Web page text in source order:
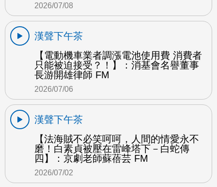
2026/07/08
漢聲下午茶
【電動機車業者調漲電池使用費 消費者
只能被迫接受？！】：消基會名譽董事
長游開雄律師 FM
2026/07/06
漢聲下午茶
【法海賊不必笑呵呵，人間的情愛永不
磨！白素貞被壓在雷峰塔下－白蛇傳
四】：京劇老師蘇蓓芸 FM
2026/07/02